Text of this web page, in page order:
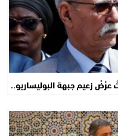
زعيم جبهة البوليساريو..